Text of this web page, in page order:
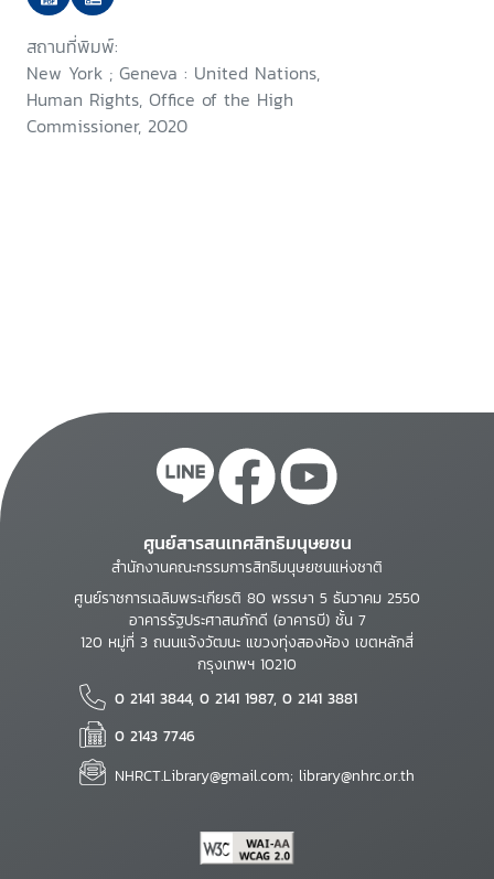
สถานที่พิมพ์:
New York ; Geneva : United Nations,
Human Rights, Office of the High
Commissioner, 2020
ศูนย์สารสนเทศสิทธิมนุษยชน
สำนักงานคณะกรรมการสิทธิมนุษยชนแห่งชาติ
ศูนย์ราชการเฉลิมพระเกียรติ 80 พรรษา 5 ธันวาคม 2550
อาคารรัฐประศาสนภักดี (อาคารบี) ชั้น 7
120 หมู่ที่ 3 ถนนแจ้งวัฒนะ แขวงทุ่งสองห้อง เขตหลักสี่
กรุงเทพฯ 10210
0 2141 3844, 0 2141 1987, 0 2141 3881
0 2143 7746
NHRCT.Library@gmail.com; library@nhrc.or.th